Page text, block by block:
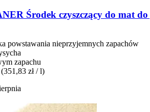
Środek czyszczący do mat
powstawania nieprzyjemnych zapachów
zapachu
(351,83 zł / l)